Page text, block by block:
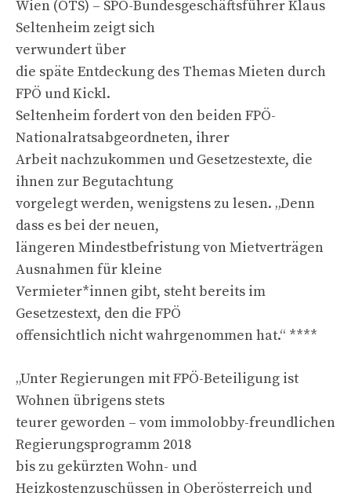
Wien (OTS) – SPÖ-Bundesgeschäftsführer Klaus
Seltenheim zeigt sich
verwundert über
die späte Entdeckung des Themas Mieten durch
FPÖ und Kickl.
Seltenheim fordert von den beiden FPÖ-
Nationalratsabgeordneten, ihrer
Arbeit nachzukommen und Gesetzestexte, die
ihnen zur Begutachtung
vorgelegt werden, wenigstens zu lesen. „Denn
dass es bei der neuen,
längeren Mindestbefristung von Mietverträgen
Ausnahmen für kleine
Vermieter*innen gibt, steht bereits im
Gesetzestext, den die FPÖ
offensichtlich nicht wahrgenommen hat.“ ****
„Unter Regierungen mit FPÖ-Beteiligung ist
Wohnen übrigens stets
teurer geworden – vom immolobby-freundlichen
Regierungsprogramm 2018
bis zu gekürzten Wohn- und
Heizkostenzuschüssen in Oberösterreich und